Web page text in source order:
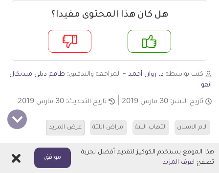
هل كان هذا المحتوى مفيدا؟
لا
كتب بواسطة د. روان أحمد - المراجعة والتدقيق: طاقم ديلي ميديكال
انفو
تاريخ النشر: 30 مارس 2019 تاريخ التحديث: 30 مارس 2019
الام الاسنان التهاب اللثة امراض اللثة عرض المزيد
قد يعجبك أيضا
هذا الموقع يستخدم الكوكيز لتقديم أفضل تجربة
تصفح اعرف المزيد
موافق اغلاق